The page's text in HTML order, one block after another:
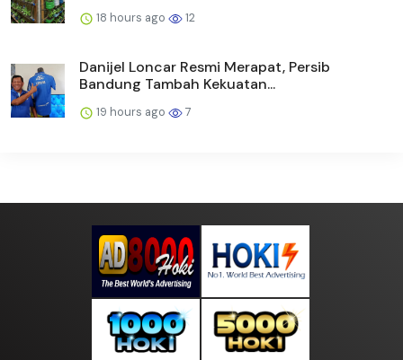
18 hours ago 12
Danijel Loncar Resmi Merapat, Persib
Bandung Tambah Kekuatan...
19 hours ago 7